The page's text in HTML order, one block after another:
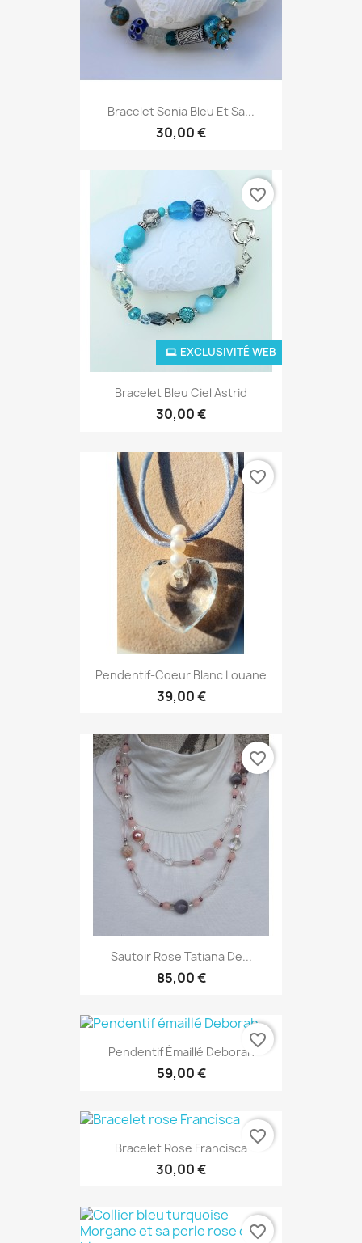
Bracelet Sonia Bleu Et Sa...
30,00 €
Bracelet Bleu Ciel Astrid
30,00 €
EXCLUSIVITÉ WEB
favorite_border
Pendentif-Coeur Blanc Louane
39,00 €
favorite_border
Sautoir Rose Tatiana De...
85,00 €
favorite_border
Pendentif Émaillé Deborah
59,00 €
favorite_border
Bracelet Rose Francisca
30,00 €
favorite_border
favorite_border